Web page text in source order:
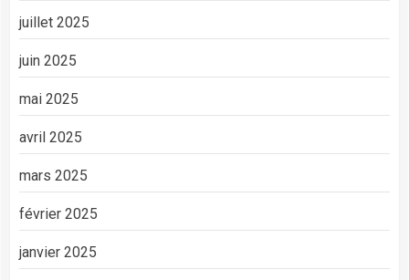
juillet 2025
juin 2025
mai 2025
avril 2025
mars 2025
février 2025
janvier 2025